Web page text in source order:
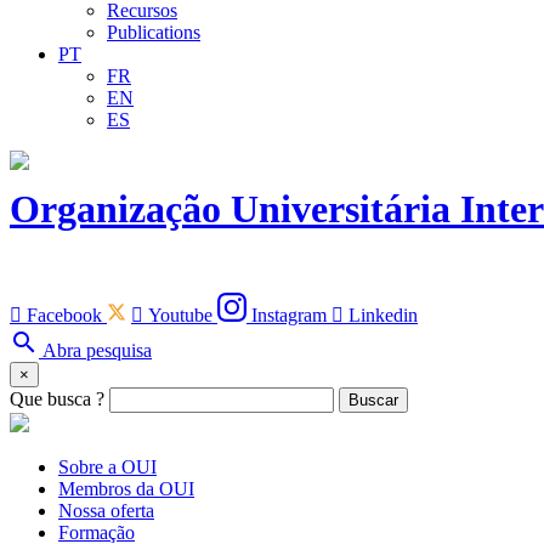
Recursos
Publications
PT
FR
EN
ES
Organização Universitária
 Facebook  Youtube Instagram  Linkedin
search Abra pesquisa
×
Que busca ? Buscar
Sobre a OUI
Membros da OUI
Nossa oferta
Formação